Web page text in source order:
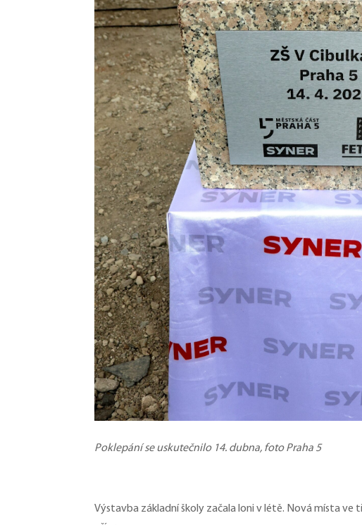
Poklepání se uskutečnilo 14. dubna, foto Praha 5
Výstavba základní školy začala loni v létě. Nová místa